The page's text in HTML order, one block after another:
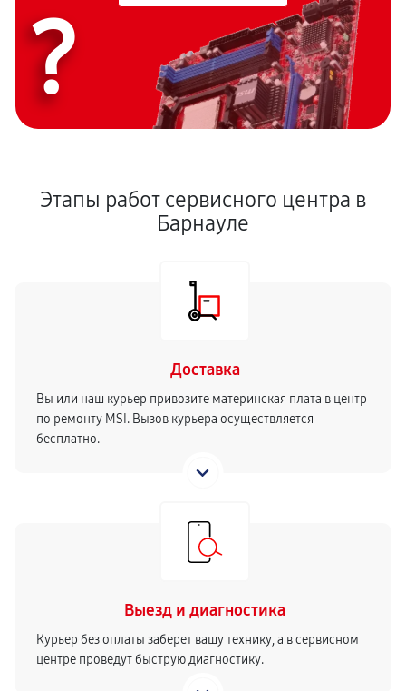
?
Этапы работ сервисного центра в
Барнауле
Доставка
Вы или наш курьер привозите материнская плата в центр
по ремонту MSI. Вызов курьера осуществляется
бесплатно.
Выезд и диагностика
Курьер без оплаты заберет вашу технику, а в сервисном
центре проведут быструю диагностику.